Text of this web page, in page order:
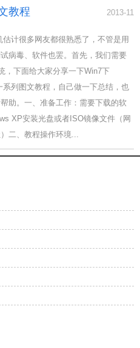
教程 2013-11
计很多网友都很熟悉了，不管是用
病毒、软件也罢。首先，我们需要
，下面给大家分享一下Win7下
列图文教程，自己做一下总结，也
助。一、准备工作：需要下载的软
XP安装光盘或者ISO镜像文件（网
二、教程操作环境...